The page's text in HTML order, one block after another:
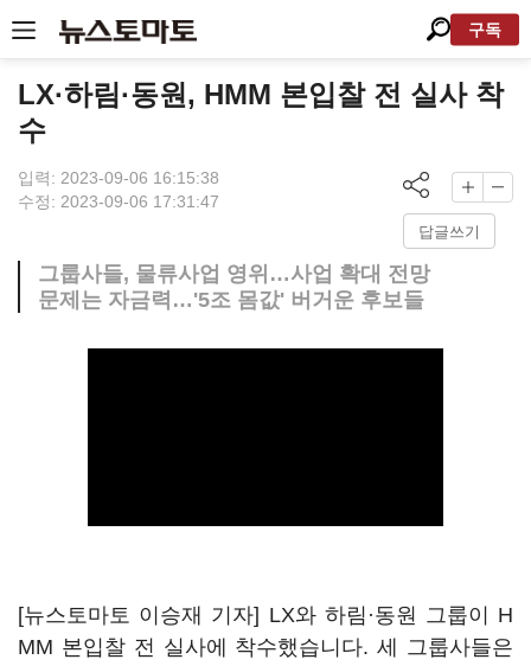
구독
LX·하림·동원, HMM 본입찰 전 실사 착
수
입력: 2023-09-06 16:15:38
수정: 2023-09-06 17:31:47
답글쓰기
그룹사들, 물류사업 영위…사업 확대 전망
문제는 자금력…'5조 몸값' 버거운 후보들
[뉴스토마토 이승재 기자] LX와 하림·동원 그룹이 H
MM 본입찰 전 실사에 착수했습니다. 세 그룹사들은